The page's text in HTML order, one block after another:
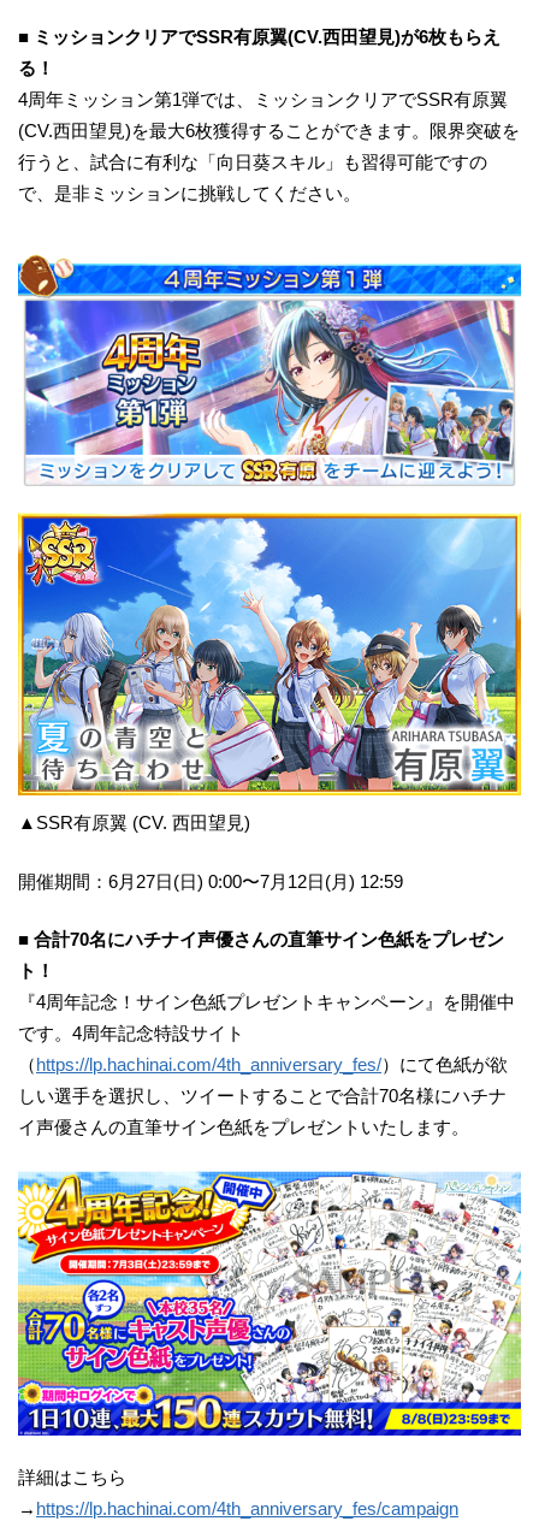
■ ミッションクリアでSSR有原翼(CV.西田望見)が6枚もらえ
る！
4周年ミッション第1弾では、ミッションクリアでSSR有原翼
(CV.西田望見)を最大6枚獲得することができます。限界突破を
行うと、試合に有利な「向日葵スキル」も習得可能ですの
で、是非ミッションに挑戦してください。
▲SSR有原翼 (CV. 西田望見)
開催期間：6月27日(日) 0:00〜7月12日(月) 12:59
■ 合計70名にハチナイ声優さんの直筆サイン色紙をプレゼン
ト！
『4周年記念！サイン色紙プレゼントキャンペーン』を開催中
です。4周年記念特設サイト
（https://lp.hachinai.com/4th_anniversary_fes/）にて色紙が欲
しい選手を選択し、ツイートすることで合計70名様にハチナ
イ声優さんの直筆サイン色紙をプレゼントいたします。
詳細はこちら
→ https://lp.hachinai.com/4th_anniversary_fes/campaign